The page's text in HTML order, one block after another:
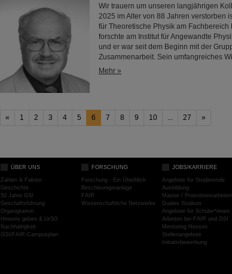
Wir trauern um unseren langjährigen
2025 im Alter von 88 Jahren verstorben
für Theoretische Physik am
forschte am Institut für Angewandte
und er war seit dem Beginn mit der
Zusammenarbeit. Sein umfangreiches
Mehr »
« 1 2 3 4 5 6 7 8 9 10 ... 27 »
ÜBER UNS
Zahlen & Fakten
Geschichte
50 Jahre GSI
Geschäftsführung
Organigramm
Hinweis geben & LkSG
Nachhaltigkeit
GSI/FAIR-Campusplan
FORSCHUNG
Forschung - Ein Überblick
Beschleunigeranlage
FAIR
Wissenschaftliche Netzwerke
JOBS/KARRIERE
Angebote für Studierende
Ausbildung
Master / Promotionsarbeiten
Duales Studium
Angebote für Schüler*innen
Arbeiten bei FAIR und GSI
Mentoring Hessen
Stellenangebote
Initiativbewerbung